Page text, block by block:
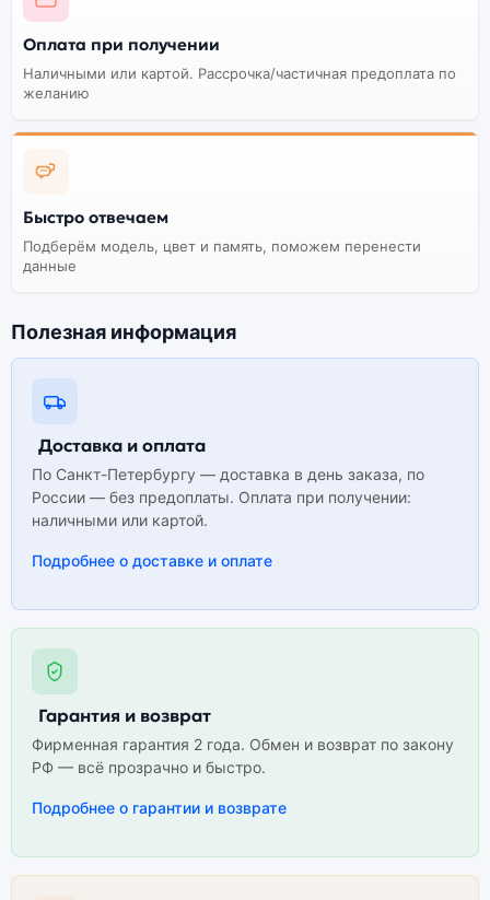
Оплата при получении
Наличными или картой. Рассрочка/частичная предоплата по
желанию
Быстро отвечаем
Подберём модель, цвет и память, поможем перенести
данные
Полезная информация
Доставка и оплата
По Санкт-Петербургу — доставка в день заказа, по
России — без предоплаты. Оплата при получении:
наличными или картой.
Подробнее о доставке и оплате
Гарантия и возврат
Фирменная гарантия 2 года. Обмен и возврат по закону
РФ — всё прозрачно и быстро.
Подробнее о гарантии и возврате